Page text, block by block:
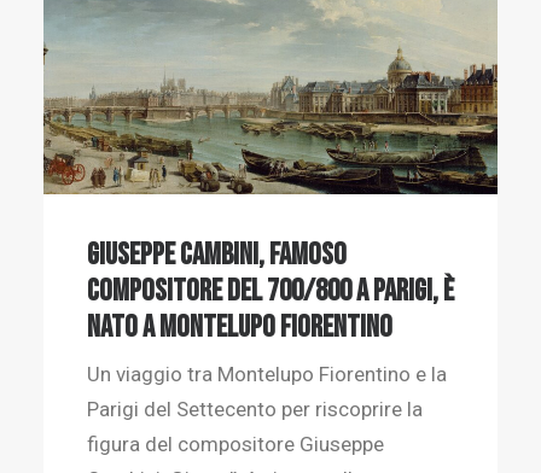
Giuseppe Cambini, famoso
compositore del 700/800 a Parigi, è
nato a Montelupo Fiorentino
Un viaggio tra Montelupo Fiorentino e la
Parigi del Settecento per riscoprire la
figura del compositore Giuseppe